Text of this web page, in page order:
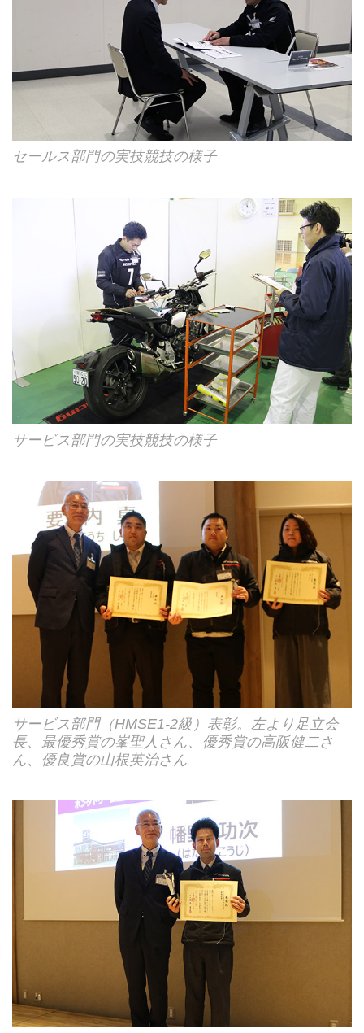
セールス部門の実技競技の様子
サービス部門の実技競技の様子
サービス部門（HMSE1-2級）表彰。左より足立会
長、最優秀賞の峯聖人さん、優秀賞の高阪健二さ
ん、優良賞の山根英治さん